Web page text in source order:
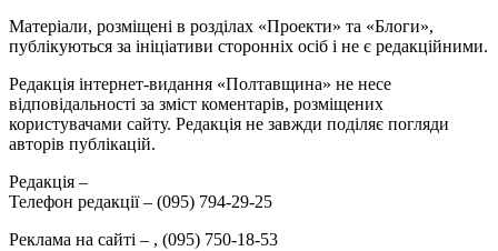
Матеріали, розміщені в розділах «Проекти» та «Блоги»,
публікуються за ініціативи сторонніх осіб і не є редакційними.
Редакція інтернет-видання «Полтавщина» не несе
відповідальності за зміст коментарів, розміщених
користувачами сайту. Редакція не завжди поділяє погляди
авторів публікацій.
Редакція –
Телефон редакції – (095) 794-29-25
Реклама на сайті – , (095) 750-18-53